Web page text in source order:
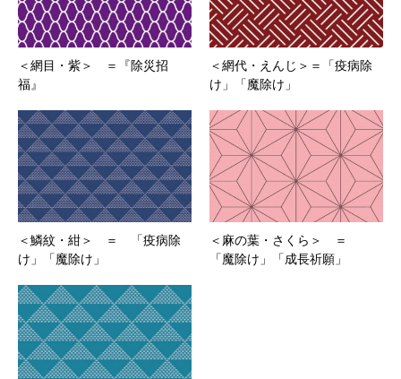
＜網目・紫＞ ＝『除災招
福』
＜網代・えんじ＞＝「疫病除
け」「魔除け」
＜鱗紋・紺＞ ＝ 「疫病除
け」「魔除け」
＜麻の葉・さくら＞ ＝
「魔除け」「成長祈願」